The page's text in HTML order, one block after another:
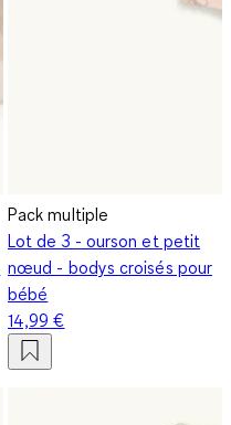
Pack multiple
Lot de 3 - ourson et petit
nœud - bodys croisés pour
bébé
14,99 €